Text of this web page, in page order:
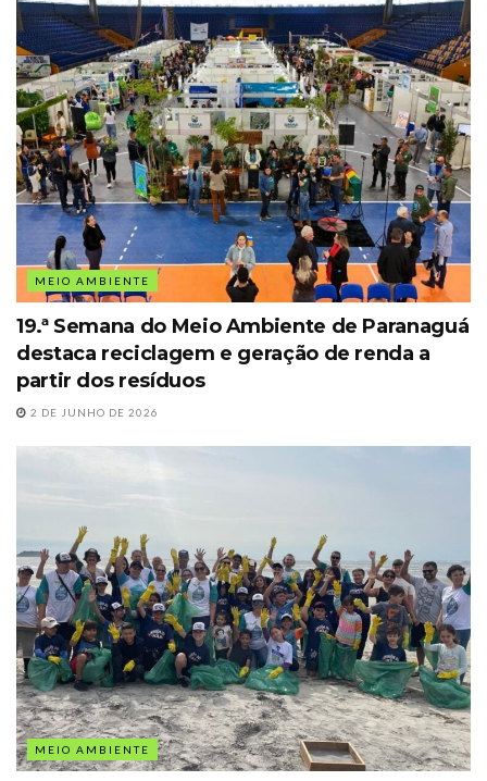
MEIO AMBIENTE
19.ª Semana do Meio Ambiente de Paranaguá
destaca reciclagem e geração de renda a
partir dos resíduos
2 DE JUNHO DE 2026
MEIO AMBIENTE